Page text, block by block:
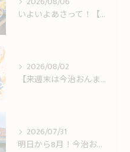
いよいよあさって！【今治おんまく】＆しまなみ海道観光のお客様をお出迎え！
2026/08/02
【来週末は今治おんまく！】猛暑の休日ランチは冷やしうどんでサッパリと
2026/07/31
明日から8月！今治おんまく＆8月限定LINEクーポンスタートのお知らせ